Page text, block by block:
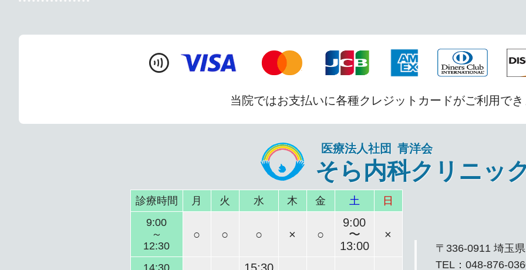
contactless
当院ではお支払いに各種クレジットカードがご利用で
医療法人社団 青洋会
そら内科クリニッ
診療時間 月 火 水 木 金 土
日
9:00
～
12:30
○ ○ ○ × ○
9:00
〜
13:00
×
〒336-0911 埼玉
TEL：048-876-